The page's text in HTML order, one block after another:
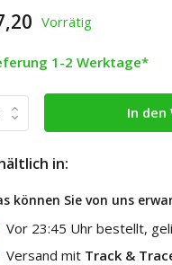
Vorrätig
1-2 Werktage*
In den
in:
können Sie von uns
Vor 23:45 Uhr bestellt,
Versand mit Track &